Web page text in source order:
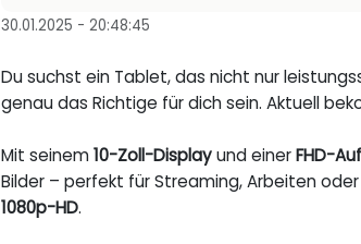
30.01.2025 - 20:48:45
Du suchst ein Tablet, das nicht nur
genau das Richtige für dich sein. Aktuell
Mit seinem10-Zoll-Displayund einerFHD-
Bilder – perfekt für Streaming, Arbeiten
1080p-HD.